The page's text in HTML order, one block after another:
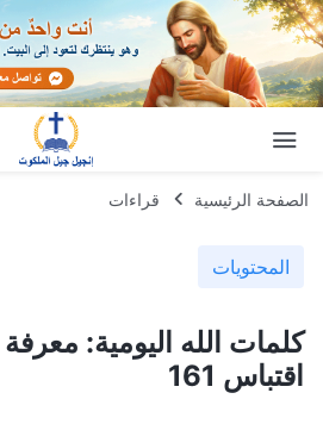
الصفحة الرئيسية قراءات
المحتويات
كلمات الله اليومية:
اقتباس 161